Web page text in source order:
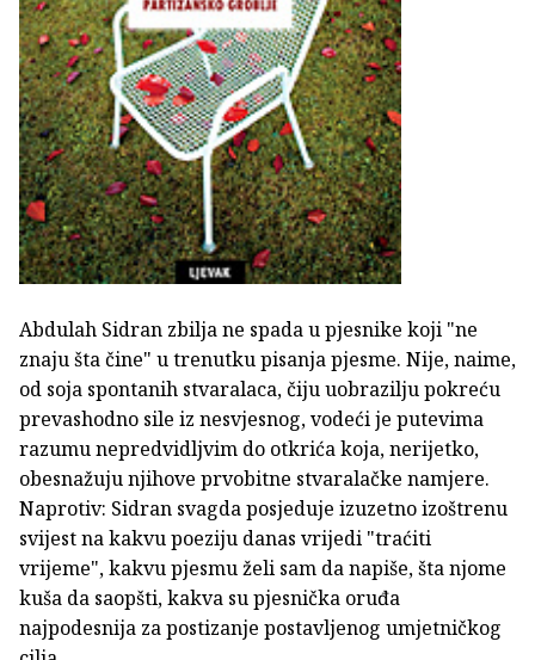
Abdulah Sidran zbilja ne spada u pjesnike koji "ne
znaju šta čine" u trenutku pisanja pjesme. Nije, naime,
od soja spontanih stvaralaca, čiju uobrazilju pokreću
prevashodno sile iz nesvjesnog, vodeći je putevima
razumu nepredvidljvim do otkrića koja, nerijetko,
obesnažuju njihove prvobitne stvaralačke namjere.
Naprotiv: Sidran svagda posjeduje izuzetno izoštrenu
svijest na kakvu poeziju danas vrijedi "traćiti
vrijeme", kakvu pjesmu želi sam da napiše, šta njome
kuša da saopšti, kakva su pjesnička oruđa
najpodesnija za postizanje postavljenog umjetničkog